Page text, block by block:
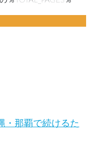
・那覇で続けるた